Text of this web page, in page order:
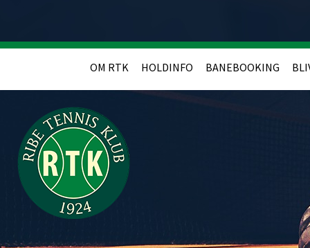
OM RTK HOLDINFO BANEBOOKING